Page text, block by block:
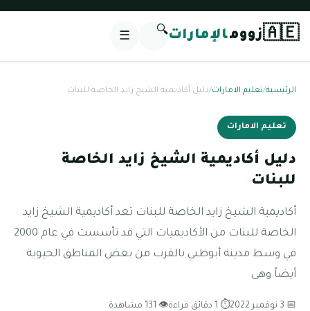
🇦🇪زوومالإمارات🔍
☰
الرئيسية/تعليم الامارات/دليل أكاديمية الشيخ زايد الخاصة للبنات
تعليم الامارات
دليل أكاديمية الشيخ زايد الخاصة
للبنات
أكاديمية الشيخ زايد الخاصة للبنات تعد أكاديمية الشيخ زايد
الخاصة للبنات من الأكاديميات التي قد تأسست في عام 2000
في وسط مدينة أبوظبي بالقرب من بعض المناطق الحيوية
أيضاً وهى
📅 3 نوفمبر 2022 ⏱ 1 دقائق قراءة 👁 131 مشاهدة